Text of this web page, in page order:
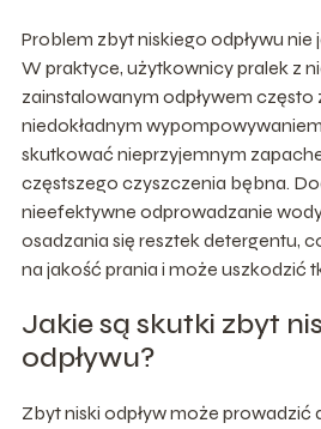
Problem zbyt niskiego odpływu nie
W praktyce, użytkownicy pralek z
zainstalowanym odpływem często
niedokładnym
skutkować nieprzyjemnym
częstszego czyszczenia bębna.
nieefektywne odprowadzanie
osadzania się resztek detergentu,
na jakość prania i może uszkodzić
Jakie są skutki zbyt
odpływu?
Zbyt niski odpływ może